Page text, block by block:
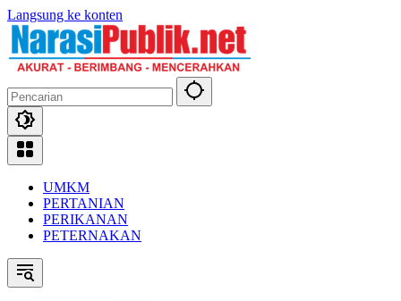
Langsung ke konten
UMKM
PERTANIAN
PERIKANAN
PETERNAKAN